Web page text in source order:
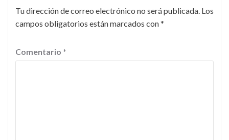
Tu dirección de correo electrónico no será publicada. Los
campos obligatorios están marcados con*
Comentario *